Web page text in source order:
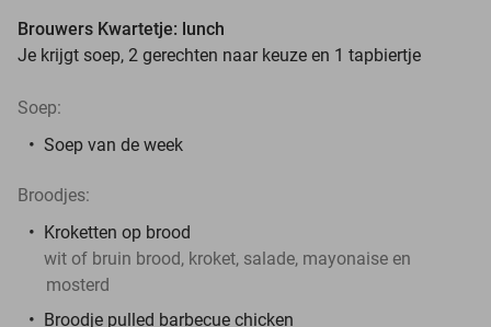
Brouwers Kwartetje: lunch
Je krijgt soep, 2 gerechten naar keuze en 1 tapbiertje
Soep:
Soep van de week
Broodjes:
Kroketten op brood
wit of bruin brood, kroket, salade, mayonaise en
mosterd
Broodje pulled barbecue chicken